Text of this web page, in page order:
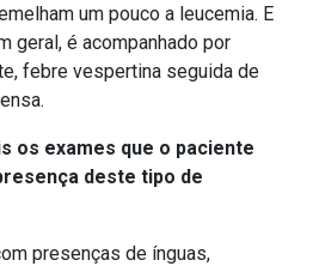
um pouco a leucemia. E
geral, é acompanhado por
febre vespertina seguida de
os exames que o paciente
deste tipo de
presenças de ínguas,